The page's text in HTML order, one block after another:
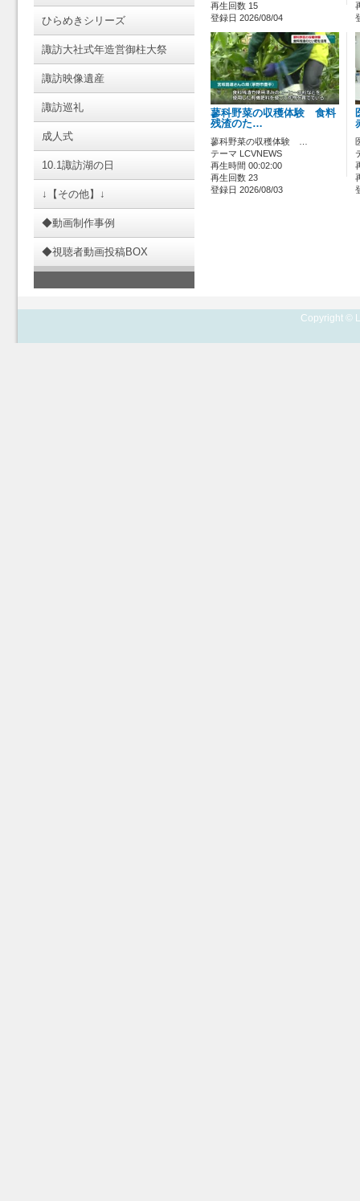
ひらめきシリーズ
諏訪大社式年造営御柱大祭
諏訪映像遺産
諏訪巡礼
成人式
10.1諏訪湖の日
↓【その他】↓
◆動画制作事例
◆視聴者動画投稿BOX
再生回数 15
登録日 2026/08/04
蓼科野菜の収穫体験 食料
残渣のた…
蓼科野菜の収穫体験 …
テーマ LCVNEWS
再生時間 00:02:00
再生回数 23
登録日 2026/08/03
Copyright ©